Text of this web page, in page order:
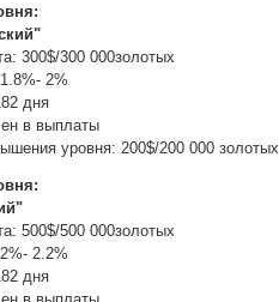
300$/300 000золотых
2%
дня
в выплаты
уровня: 200$/200 000 золотых
500$/500 000золотых
2.2%
дня